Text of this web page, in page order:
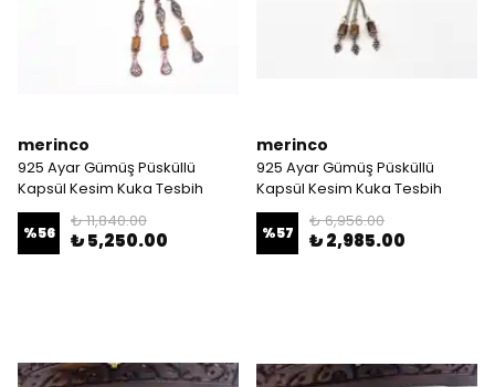
merinco
925 Ayar Gümüş Püsküllü
Kapsül Kesim Kuka Tesbih
%56
₺ 11,840.00
₺ 5,250.00
merinco
925 Ayar Gümüş Püsküllü
Kapsül Kesim Kuka Tesbih
%57
₺ 6,956.00
₺ 2,985.00